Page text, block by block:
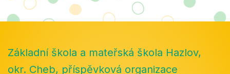
Základní škola a mateřská škola Hazlov,
okr. Cheb, příspěvková organizace